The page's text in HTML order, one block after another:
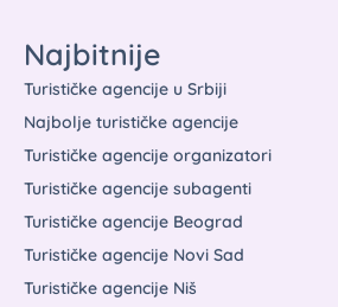
Najbitnije
Turističke agencije u Srbiji
Najbolje turističke agencije
Turističke agencije organizatori
Turističke agencije subagenti
Turističke agencije Beograd
Turističke agencije Novi Sad
Turističke agencije Niš